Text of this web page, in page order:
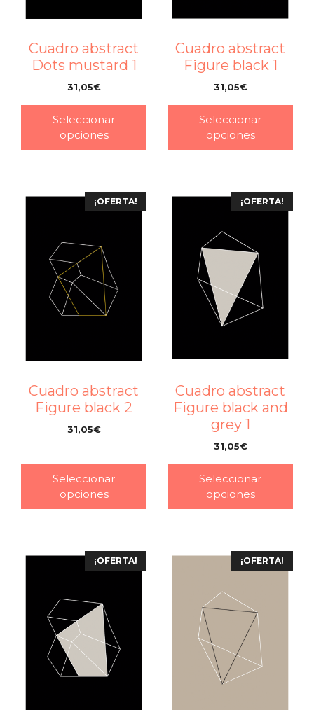
Cuadro abstract
Dots mustard 1
31,05€
Seleccionar
opciones
Cuadro abstract
Figure black 1
31,05€
Seleccionar
opciones
¡OFERTA!
Cuadro abstract
Figure black 2
31,05€
Seleccionar
opciones
¡OFERTA!
Cuadro abstract
Figure black and
grey 1
31,05€
Seleccionar
opciones
¡OFERTA! ¡OFERTA!